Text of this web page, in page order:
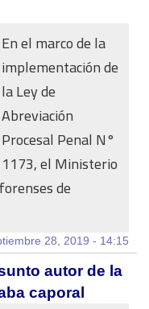
En el marco de la
implementación de
la Ley de
Abreviación
Procesal Penal N°
1173, el Ministerio
de
28, 2019 - 14:15
autor de la
caporal